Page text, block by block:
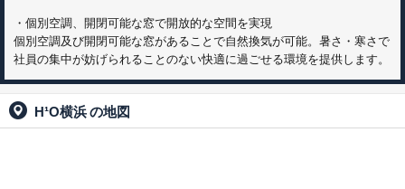
・個別空調、開閉可能な窓で開放的な空間を実現
個別空調及び開閉可能な窓があることで自然換気が可能。暑さ・寒さで
社員の集中が妨げられることのない快適に過ごせる環境を提供します。
H¹O横浜の地図